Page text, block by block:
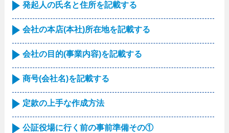
発起人の氏名と住所を記載する
会社の本店(本社)所在地を記載する
会社の目的(事業内容)を記載する
商号(会社名)を記載する
定款の上手な作成方法
公証役場に行く前の事前準備その①